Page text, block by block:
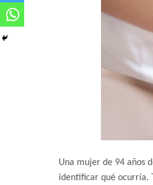
Una mujer de 94 años
identificar qué ocurría.